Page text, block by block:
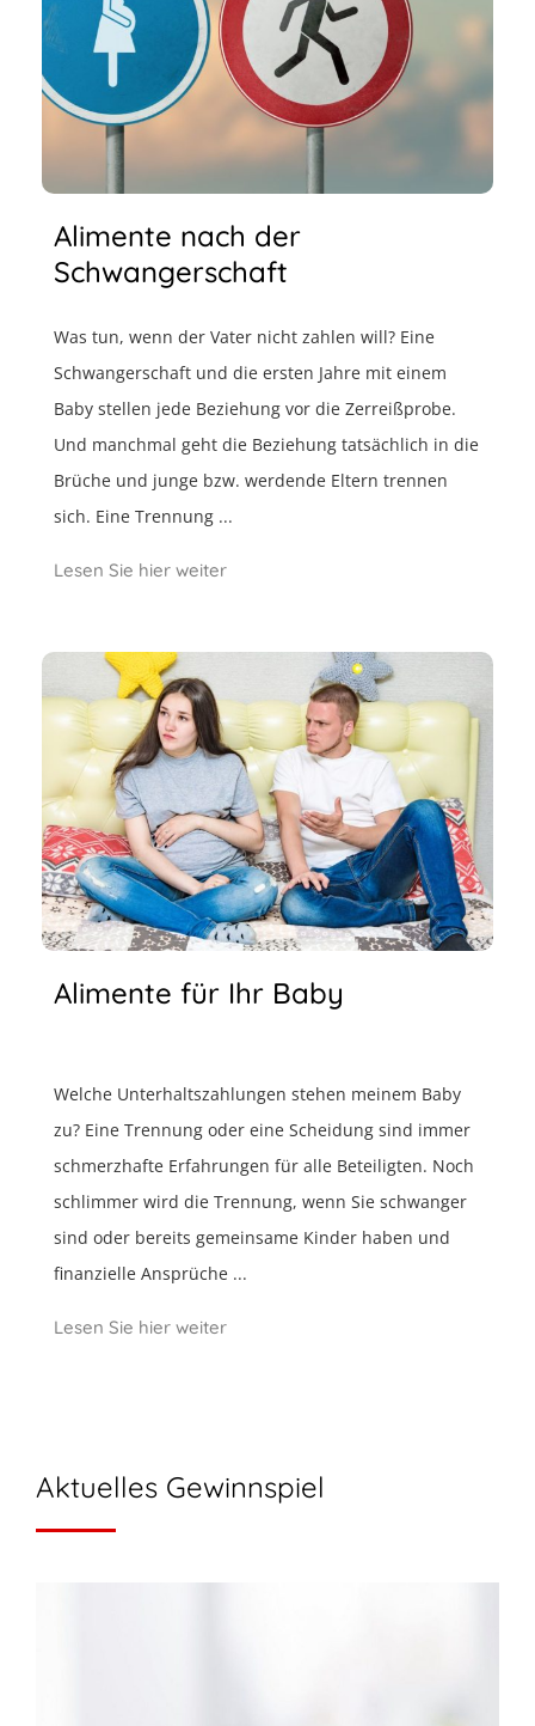
Alimente nach der
Schwangerschaft
Was tun, wenn der Vater nicht zahlen will? Eine
Schwangerschaft und die ersten Jahre mit einem
Baby stellen jede Beziehung vor die Zerreißprobe.
Und manchmal geht die Beziehung tatsächlich in die
Brüche und junge bzw. werdende Eltern trennen
sich. Eine Trennung ...
Lesen Sie hier weiter
Alimente für Ihr Baby
Welche Unterhaltszahlungen stehen meinem Baby
zu? Eine Trennung oder eine Scheidung sind immer
schmerzhafte Erfahrungen für alle Beteiligten. Noch
schlimmer wird die Trennung, wenn Sie schwanger
sind oder bereits gemeinsame Kinder haben und
finanzielle Ansprüche ...
Lesen Sie hier weiter
Aktuelles Gewinnspiel